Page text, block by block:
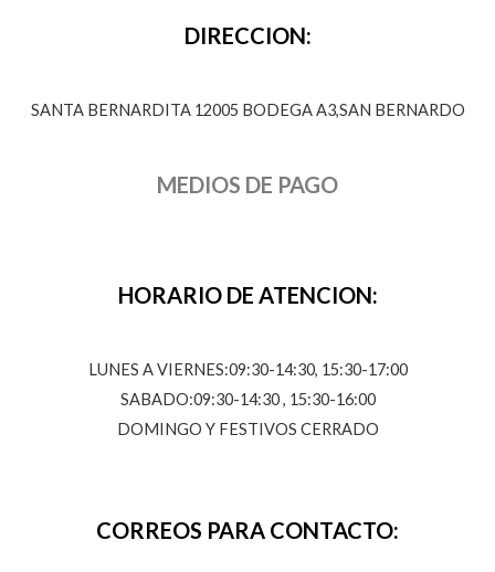
DIRECCION:
SANTA BERNARDITA 12005 BODEGA A3,SAN BERNARDO
MEDIOS DE PAGO
HORARIO DE ATENCION:
LUNES A VIERNES:09:30-14:30, 15:30-17:00
SABADO:09:30-14:30 , 15:30-16:00
DOMINGO Y FESTIVOS CERRADO
CORREOS PARA CONTACTO: